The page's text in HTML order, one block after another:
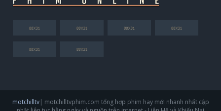
motchilltv| motchilltvphim.com tổng hợp phim hay mới nhanh nhất cập